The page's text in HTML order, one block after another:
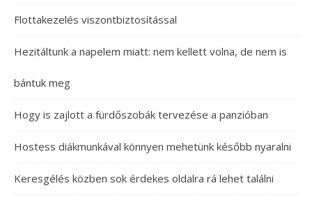
Flottakezelés viszontbiztosítással
Hezitáltunk a napelem miatt: nem kellett volna, de nem is
bántuk meg
Hogy is zajlott a fürdőszobák tervezése a panzióban
Hostess diákmunkával könnyen mehetünk később nyaralni
Keresgélés közben sok érdekes oldalra rá lehet találni